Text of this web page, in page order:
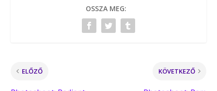
OSSZA MEG:
ELŐZŐ KÖVETKEZŐ